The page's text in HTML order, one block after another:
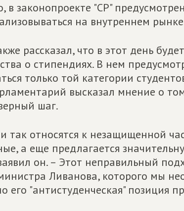
в законопроекте "СР"
на внутреннем
рассказал, что в этот день
о стипендиях. В нем
только той категории
высказал мнение о
шаг.
так относятся к незащищенной
а еще предлагается
он. – Этот неправильный
Ливанова, которого мы
его "антистуденческая" позиция